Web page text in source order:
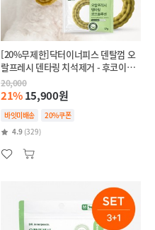
[20%무제한]닥터이너피스 덴탈껌 오
랄프레시 덴타링 치석제거 - 후코이단
(인텐시브,항산화)
20,000
21%15,900원
바잇미배송
20%쿠폰
4.9 (329)